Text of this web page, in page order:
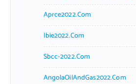
Aprce2022.com
Ibie2022.com
Sbcc-2022.com
AngolaOilAndGas2022.com